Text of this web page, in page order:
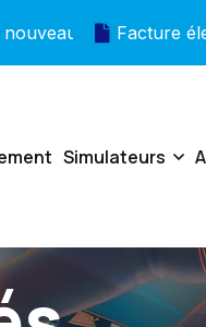
site ! Facture
Simulateurs